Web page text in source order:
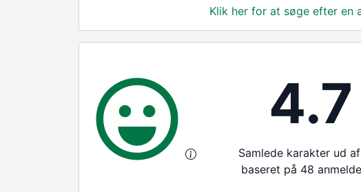
Klik her for at søge efter en
4.7
Samlede karakter ud
baseret på 48